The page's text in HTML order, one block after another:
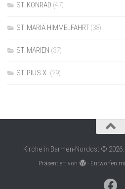
ST. KONRAD (47)
ST. MARIÄ HIMMELFAHRT (38)
ST. MARIEN (37)
ST. PIUS X. (29)
Kirche in Barmen-Nordost ©
Präsentiert von - Entworfen